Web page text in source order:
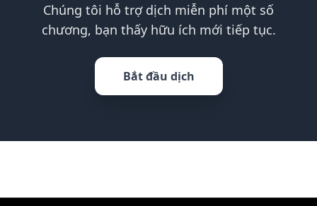
Chúng tôi hỗ trợ dịch miễn phí một số
chương, bạn thấy hữu ích mới tiếp tục.
Bắt đầu dịch